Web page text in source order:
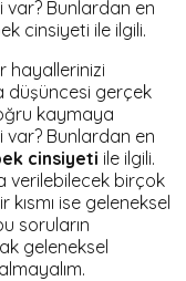
var? Bunlardan en
cinsiyeti ile ilgili.
hayallerinizi
düşüncesi gerçek
kaymaya
var? Bunlardan en
cinsiyeti ile ilgili.
verilebilecek birçok
kısmı ise geleneksel
soruların
geleneksel